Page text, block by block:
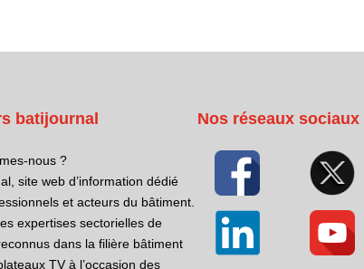
batijournal
nous ?
site web d’information dédié
et acteurs du bâtiment.
expertises sectorielles de
dans la filière bâtiment
TV à l’occasion des
Nos réseaux sociaux